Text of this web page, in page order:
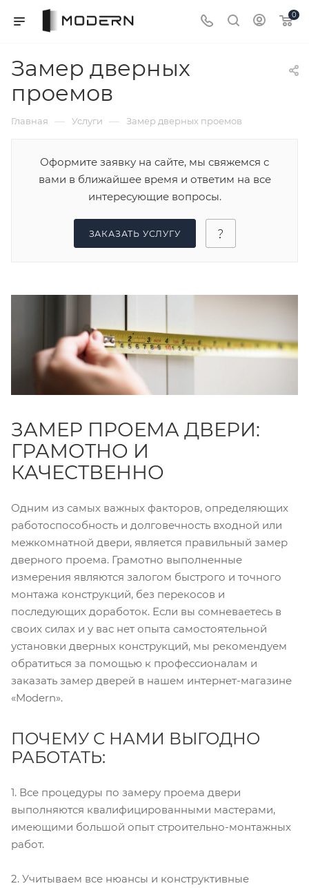
0
Замер дверных
проемов
Главная — Услуги — Замер дверных проемов
Оформите заявку на сайте, мы свяжемся с
вами в ближайшее время и ответим на все
интересующие вопросы.
ЗАКАЗАТЬ УСЛУГУ
ЗАМЕР ПРОЕМА ДВЕРИ:
ГРАМОТНО И
КАЧЕСТВЕННО
Одним из самых важных факторов, определяющих
работоспособность и долговечность входной или
межкомнатной двери, является правильный замер
дверного проема. Грамотно выполненные
измерения являются залогом быстрого и точного
монтажа конструкций, без перекосов и
последующих доработок. Если вы сомневаетесь в
своих силах и у вас нет опыта самостоятельной
установки дверных конструкций, мы рекомендуем
обратиться за помощью к профессионалам и
заказать замер дверей в нашем интернет-магазине
«Modern».
ПОЧЕМУ С НАМИ ВЫГОДНО
РАБОТАТЬ:
1. Все процедуры по замеру проема двери
выполняются квалифицированными мастерами,
имеющими большой опыт строительно-монтажных
работ.
2. Учитываем все нюансы и конструктивные